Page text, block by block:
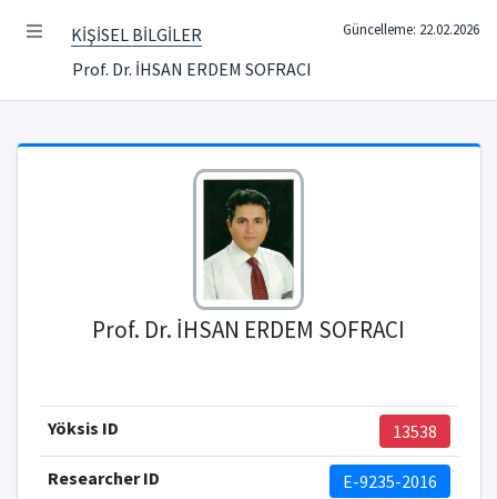
KİŞİSEL BİLGİLER
Prof. Dr. İHSAN ERDEM SOFRACI
Güncelleme: 22.02.2026
Prof. Dr. İHSAN ERDEM SOFRACI
Yöksis ID 13538
Researcher ID E-9235-2016